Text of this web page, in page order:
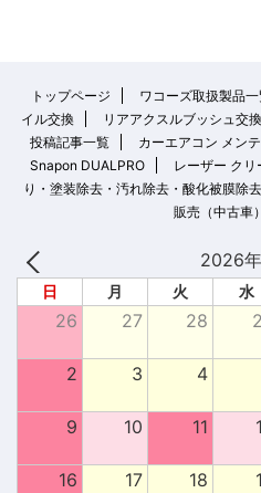
トップページ ワコーズ取扱製品
イル交換
リアアクスルブッシュ交換
投稿記事一覧
カーエアコン メン
Snapon DUALPRO
レーザー ク
り・塗装除去・汚れ除去・酸化被膜除
販売（中古車）
2026
日 月 火 水
26 27 28
2 3 4
9 10 11
16 17 18